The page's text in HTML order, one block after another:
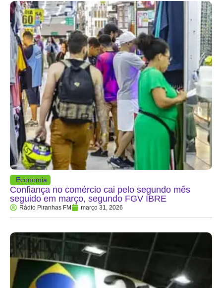
Economia
Confiança no comércio cai pelo segundo mês
seguido em março, segundo FGV IBRE
Rádio Piranhas FM março 31, 2026